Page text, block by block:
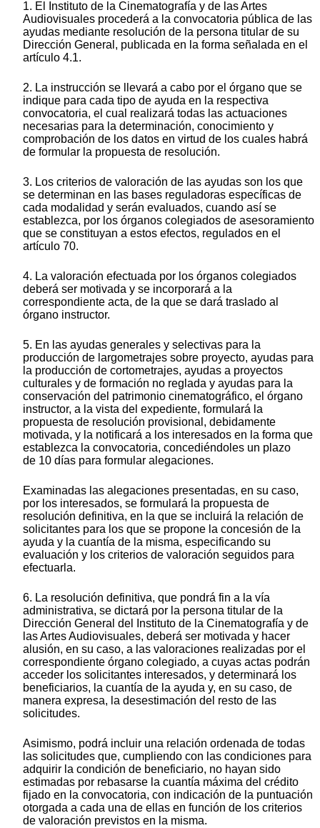
1. El Instituto de la Cinematografía y de las Artes
Audiovisuales procederá a la convocatoria pública de las
ayudas mediante resolución de la persona titular de su
Dirección General, publicada en la forma señalada en el
artículo 4.1.
2. La instrucción se llevará a cabo por el órgano que se
indique para cada tipo de ayuda en la respectiva
convocatoria, el cual realizará todas las actuaciones
necesarias para la determinación, conocimiento y
comprobación de los datos en virtud de los cuales habrá
de formular la propuesta de resolución.
3. Los criterios de valoración de las ayudas son los que
se determinan en las bases reguladoras específicas de
cada modalidad y serán evaluados, cuando así se
establezca, por los órganos colegiados de asesoramiento
que se constituyan a estos efectos, regulados en el
artículo 70.
4. La valoración efectuada por los órganos colegiados
deberá ser motivada y se incorporará a la
correspondiente acta, de la que se dará traslado al
órgano instructor.
5. En las ayudas generales y selectivas para la
producción de largometrajes sobre proyecto, ayudas para
la producción de cortometrajes, ayudas a proyectos
culturales y de formación no reglada y ayudas para la
conservación del patrimonio cinematográfico, el órgano
instructor, a la vista del expediente, formulará la
propuesta de resolución provisional, debidamente
motivada, y la notificará a los interesados en la forma que
establezca la convocatoria, concediéndoles un plazo
de 10 días para formular alegaciones.
Examinadas las alegaciones presentadas, en su caso,
por los interesados, se formulará la propuesta de
resolución definitiva, en la que se incluirá la relación de
solicitantes para los que se propone la concesión de la
ayuda y la cuantía de la misma, especificando su
evaluación y los criterios de valoración seguidos para
efectuarla.
6. La resolución definitiva, que pondrá fin a la vía
administrativa, se dictará por la persona titular de la
Dirección General del Instituto de la Cinematografía y de
las Artes Audiovisuales, deberá ser motivada y hacer
alusión, en su caso, a las valoraciones realizadas por el
correspondiente órgano colegiado, a cuyas actas podrán
acceder los solicitantes interesados, y determinará los
beneficiarios, la cuantía de la ayuda y, en su caso, de
manera expresa, la desestimación del resto de las
solicitudes.
Asimismo, podrá incluir una relación ordenada de todas
las solicitudes que, cumpliendo con las condiciones para
adquirir la condición de beneficiario, no hayan sido
estimadas por rebasarse la cuantía máxima del crédito
fijado en la convocatoria, con indicación de la puntuación
otorgada a cada una de ellas en función de los criterios
de valoración previstos en la misma.